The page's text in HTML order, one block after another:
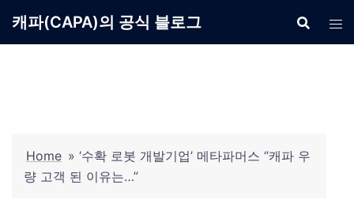
캐파(CAPA)의 공식 블로그
Home » ‘수확 로봇 개발기업’ 메타파머스 “캐파 우
량 고객 된 이유는…”